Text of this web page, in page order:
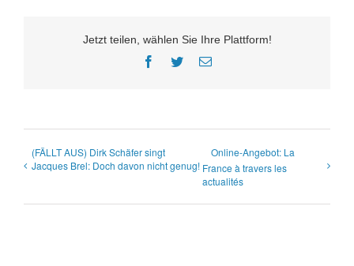
Jetzt teilen, wählen Sie Ihre Plattform!
Facebook
TwitterE-
(FÄLLT AUS) Dirk Schäfer singt
Jacques Brel: Doch davon nicht genug!
Online-Angebot: La
France à travers les
actualités